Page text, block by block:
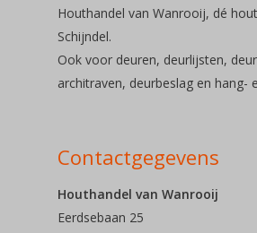
Houthandel van Wanrooij, dé
Schijndel.
Ook voor deuren, deurlijsten,
architraven, deurbeslag en hang-
Contactgegevens
Houthandel van Wanrooij
Eerdsebaan 25